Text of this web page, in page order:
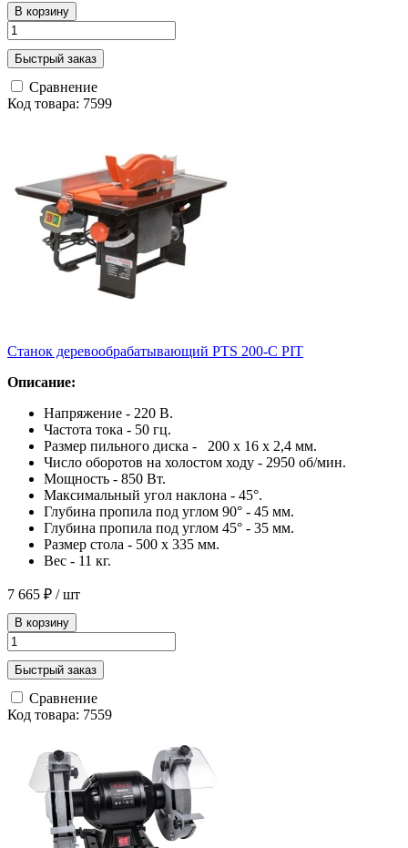
В корзину
Быстрый заказ
Сравнение
Код товара: 7599
Станок деревообрабатывающий PTS 200-С PIT
Описание:
Напряжение - 220 В.
Частота тока - 50 гц.
Размер пильного диска - 200 х 16 х 2,4 мм.
Число оборотов на холостом ходу - 2950 об/мин.
Мощность - 850 Вт.
Максимальный угол наклона - 45°.
Глубина пропила под углом 90° - 45 мм.
Глубина пропила под углом 45° - 35 мм.
Размер стола - 500 х 335 мм.
Вес - 11 кг.
7 665 ₽ / шт
В корзину
Быстрый заказ
Сравнение
Код товара: 7559